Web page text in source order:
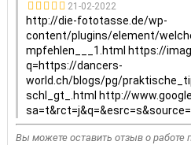
21-02-2022
http://die-fototasse.de/wp-
content/plugins/element/
mpfehlen___1.html https://
q=https://dancers-
world.ch/blogs/pg/
schl_gt_.html http://
Вы можете оставить отзыв о работе